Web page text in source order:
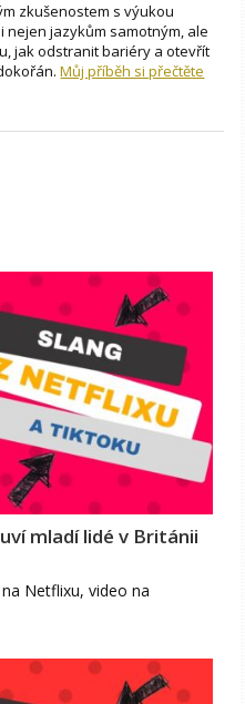
zkušenostem s výukou
nejen jazykům samotným, ale
jak odstranit bariéry a otevřít
Můj příběh si přečtěte
mladí lidé v Británii
Netflixu, video na